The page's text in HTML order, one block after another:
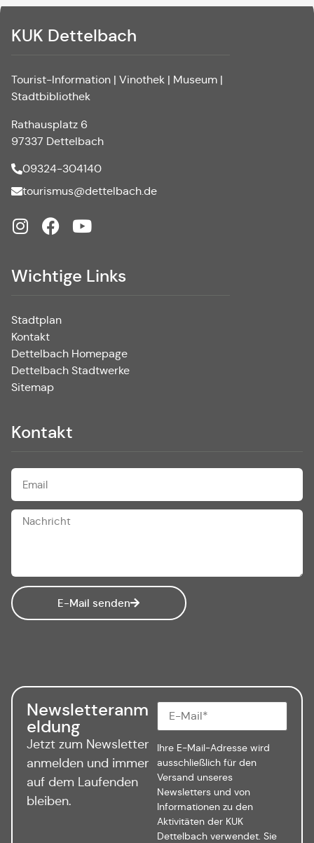
KUK Dettelbach
Tourist-Information | Vinothek | Museum |
Stadtbibliothek
Rathausplatz 6
97337 Dettelbach
09324-304140
tourismus@dettelbach.de
Wichtige Links
Stadtplan
Kontakt
Dettelbach Homepage
Dettelbach Stadtwerke
Sitemap
Kontakt
E-Mail senden
Newsletteranm
eldung
Jetzt zum Newsletter
anmelden und immer
auf dem Laufenden
bleiben.
Ihre E-Mail-Adresse wird
ausschließlich für den
Versand unseres
Newsletters und von
Informationen zu den
Aktivitäten der KUK
Dettelbach verwendet. Sie